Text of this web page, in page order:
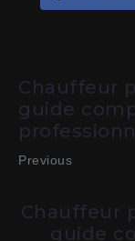
Chauffeur
guide
Previous
Chauffeur
guide